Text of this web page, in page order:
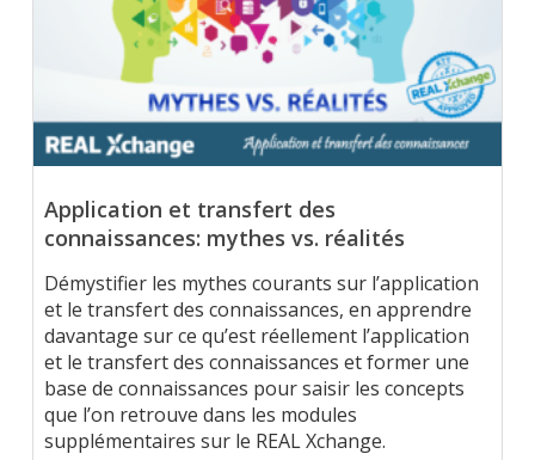
Application et transfert des
connaissances: mythes vs. réalités
Démystifier les mythes courants sur l’application
et le transfert des connaissances, en apprendre
davantage sur ce qu’est réellement l’application
et le transfert des connaissances et former une
base de connaissances pour saisir les concepts
que l’on retrouve dans les modules
supplémentaires sur le REAL Xchange.